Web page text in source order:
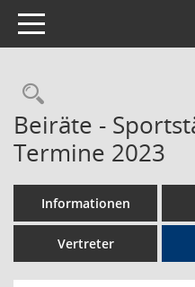
Toggle navigation
Beiräte -
Termine 2023
Informationen
Vertreter